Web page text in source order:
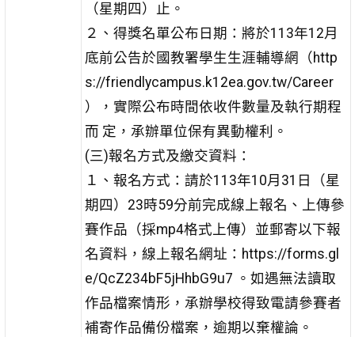
（星期四）止。
２、得獎名單公布日期：將於113年12月
底前公告於國教署學生生涯輔導網（http
s://friendlycampus.k12ea.gov.tw/Career
），實際公布時間依收件數量及執行期程
而 定，承辦單位保有異動權利。
(三)報名方式及繳交資料：
１、報名方式：請於113年10月31日（星
期四）23時59分前完成線上報名、上傳參
賽作品（採mp4格式上傳）並郵寄以下報
名資料，線上報名網址：https://forms.gl
e/QcZ234bF5jHhbG9u7 。如遇無法讀取
作品檔案情形，承辦學校得致電請參賽者
補寄作品備份檔案，逾期以棄權論。